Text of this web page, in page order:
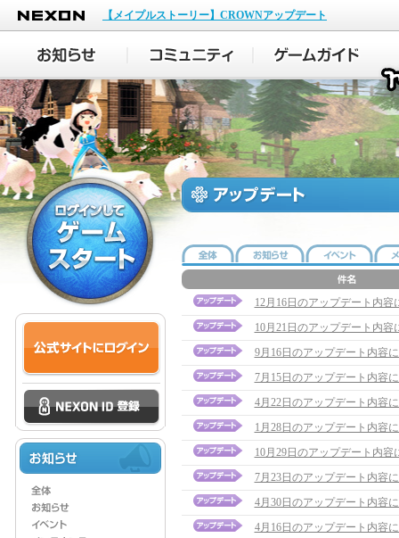
NEXON
【メイプルストーリー】CROWNアップデート
12月16日のアップデート内容
10月21日のアップデート内容
9月16日のアップデート内容
7月15日のアップデート内容
4月22日のアップデート内容
1月28日のアップデート内容
10月29日のアップデート内容
7月23日のアップデート内容
4月30日のアップデート内容
4月16日のアップデート内容